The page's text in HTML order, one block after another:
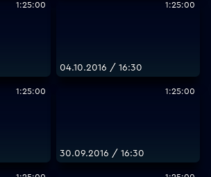
1:25:00 1:25:00
04.10.2016 / 16:30
1:25:00 1:25:00
30.09.2016 / 16:30